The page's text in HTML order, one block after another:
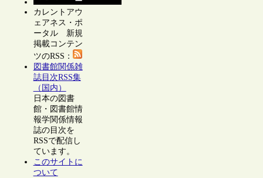
カレントアウ
ェアネス・ポ
ータル 新規
掲載コンテン
ツのRSS：
図書館関係雑
誌目次RSS集
（国内）
日本の図書
館・図書館情
報学関係情報
誌の目次を
RSSで配信し
ています。
このサイトに
ついて